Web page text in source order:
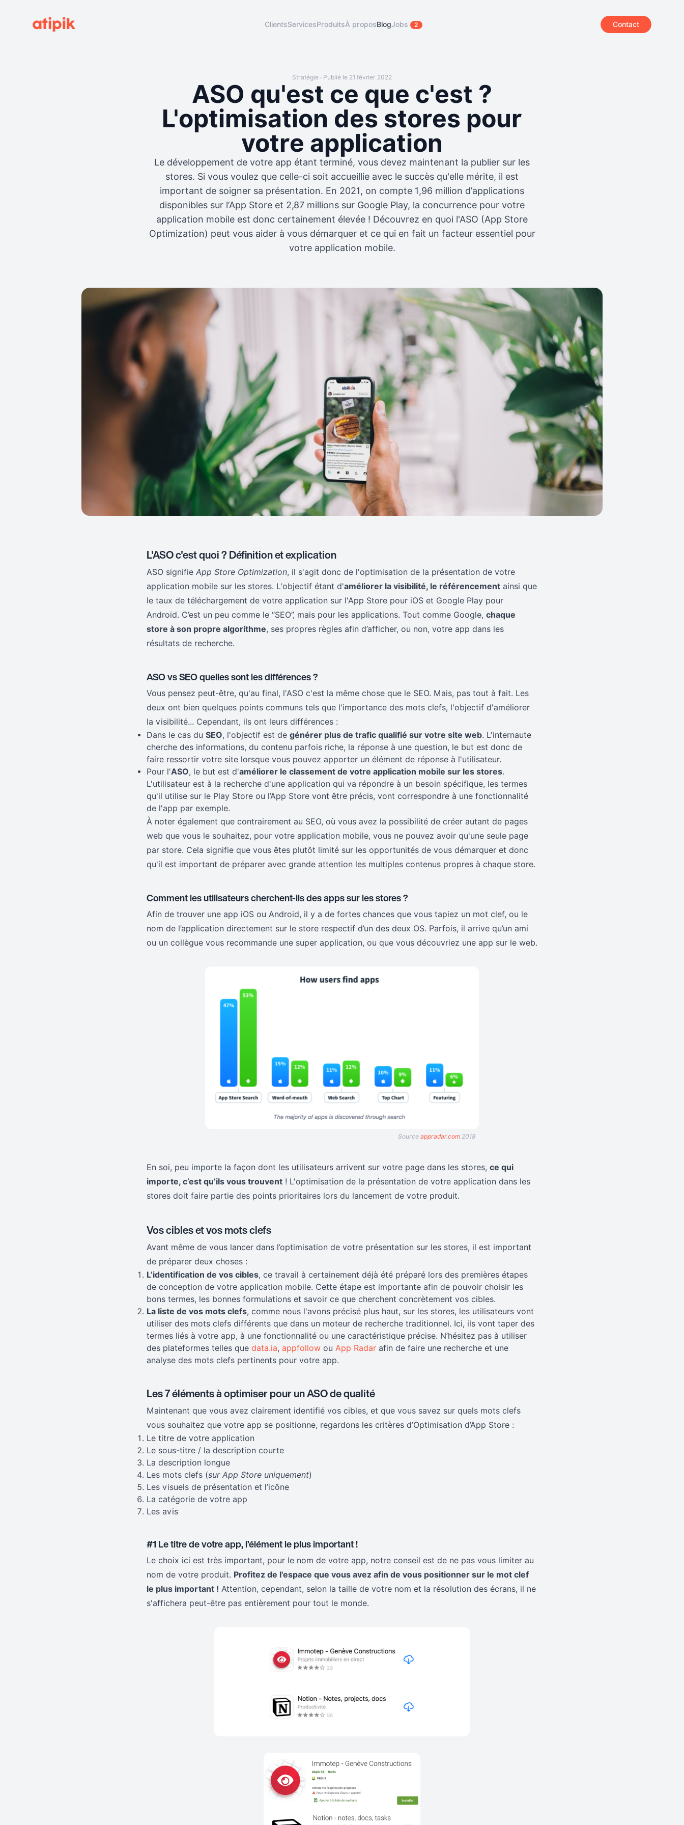
ClientsServicesProduitsÀ proposBlogJobs 2 Contact
Stratégie • Publié le 21 février 2022
ASO qu'est ce que c'est ?
L'optimisation des stores pour
votre application
Le développement de votre app étant terminé, vous devez maintenant la publier sur les
stores. Si vous voulez que celle-ci soit accueillie avec le succès qu'elle mérite, il est
important de soigner sa présentation. En 2021, on compte 1,96 million d’applications
disponibles sur l’App Store et 2,87 millions sur Google Play, la concurrence pour votre
application mobile est donc certainement élevée ! Découvrez en quoi l'ASO (App Store
Optimization) peut vous aider à vous démarquer et ce qui en fait un facteur essentiel pour
votre application mobile.
L'ASO c'est quoi ? Définition et explication
ASO signifie App Store Optimization, il s'agit donc de l'optimisation de la présentation de votre
application mobile sur les stores. L'objectif étant d'améliorer la visibilité, le référencement ainsi que
le taux de téléchargement de votre application sur l'App Store pour iOS et Google Play pour
Android. C’est un peu comme le “SEO”, mais pour les applications. Tout comme Google, chaque
store à son propre algorithme, ses propres règles afin d’afficher, ou non, votre app dans les
résultats de recherche.
ASO vs SEO quelles sont les différences ?
Vous pensez peut-être, qu'au final, l'ASO c'est la même chose que le SEO. Mais, pas tout à fait. Les
deux ont bien quelques points communs tels que l'importance des mots clefs, l'objectif d'améliorer
la visibilité... Cependant, ils ont leurs différences :
Dans le cas du SEO, l'objectif est de générer plus de trafic qualifié sur votre site web. L'internaute
cherche des informations, du contenu parfois riche, la réponse à une question, le but est donc de
faire ressortir votre site lorsque vous pouvez apporter un élément de réponse à l'utilisateur.
Pour l'ASO, le but est d'améliorer le classement de votre application mobile sur les stores.
L'utilisateur est à la recherche d'une application qui va répondre à un besoin spécifique, les termes
qu'il utilise sur le Play Store ou l’App Store vont être précis, vont correspondre à une fonctionnalité
de l'app par exemple.
À noter également que contrairement au SEO, où vous avez la possibilité de créer autant de pages
web que vous le souhaitez, pour votre application mobile, vous ne pouvez avoir qu'une seule page
par store. Cela signifie que vous êtes plutôt limité sur les opportunités de vous démarquer et donc
qu'il est important de préparer avec grande attention les multiples contenus propres à chaque store.
Comment les utilisateurs cherchent-ils des apps sur les stores ?
Afin de trouver une app iOS ou Android, il y a de fortes chances que vous tapiez un mot clef, ou le
nom de l’application directement sur le store respectif d’un des deux OS. Parfois, il arrive qu’un ami
ou un collègue vous recommande une super application, ou que vous découvriez une app sur le web.
Source appradar.com2018
En soi, peu importe la façon dont les utilisateurs arrivent sur votre page dans les stores, ce qui
importe, c’est qu’ils vous trouvent ! L'optimisation de la présentation de votre application dans les
stores doit faire partie des points prioritaires lors du lancement de votre produit.
Vos cibles et vos mots clefs
Avant même de vous lancer dans l’optimisation de votre présentation sur les stores, il est important
de préparer deux choses :
L’identification de vos cibles, ce travail à certainement déjà été préparé lors des premières étapes
de conception de votre application mobile. Cette étape est importante afin de pouvoir choisir les
bons termes, les bonnes formulations et savoir ce que cherchent concrètement vos cibles.
La liste de vos mots clefs, comme nous l'avons précisé plus haut, sur les stores, les utilisateurs vont
utiliser des mots clefs différents que dans un moteur de recherche traditionnel. Ici, ils vont taper des
termes liés à votre app, à une fonctionnalité ou une caractéristique précise. N’hésitez pas à utiliser
des plateformes telles que data.ia, appfollow ou App Radar afin de faire une recherche et une
analyse des mots clefs pertinents pour votre app.
Les 7 éléments à optimiser pour un ASO de qualité
Maintenant que vous avez clairement identifié vos cibles, et que vous savez sur quels mots clefs
vous souhaitez que votre app se positionne, regardons les critères d’Optimisation d’App Store :
Le titre de votre application
Le sous-titre / la description courte
La description longue
Les mots clefs (sur App Store uniquement)
Les visuels de présentation et l’icône
La catégorie de votre app
Les avis
#1 Le titre de votre app, l’élément le plus important !
Le choix ici est très important, pour le nom de votre app, notre conseil est de ne pas vous limiter au
nom de votre produit. Profitez de l'espace que vous avez afin de vous positionner sur le mot clef
le plus important ! Attention, cependant, selon la taille de votre nom et la résolution des écrans, il ne
s'affichera peut-être pas entièrement pour tout le monde.